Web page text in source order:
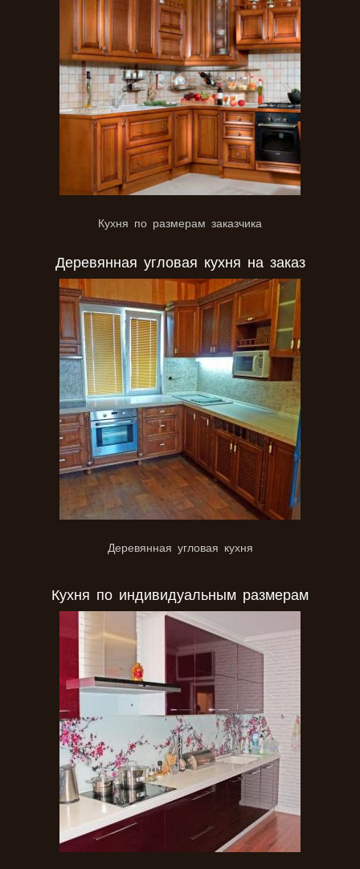
Кухня по размерам заказчика
Деревянная угловая кухня на заказ
Деревянная угловая кухня
Кухня по индивидуальным размерам